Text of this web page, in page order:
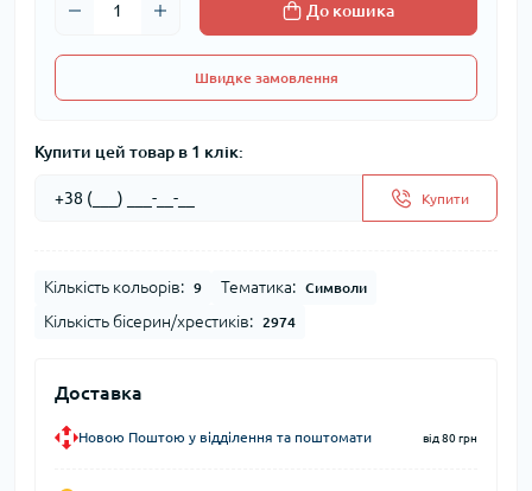
До кошика
Швидке замовлення
Купити цей товар в 1 клік:
Купити
Кількість кольорів: 9 Тематика: Символи
Кількість бісерин/хрестиків: 2974
Доставка
Новою Поштою у відділення та поштомати від 80 грн